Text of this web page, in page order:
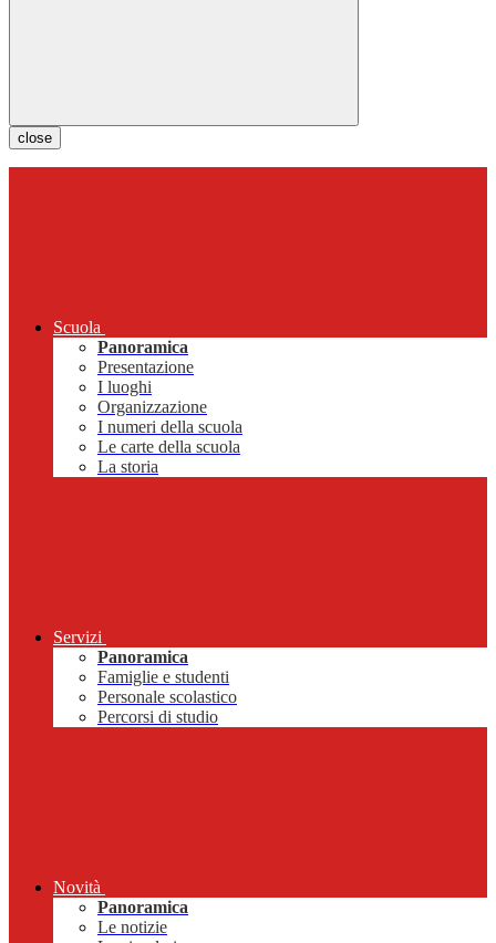
close
Scuola
Panoramica
Presentazione
I luoghi
Organizzazione
I numeri della scuola
Le carte della scuola
La storia
Servizi
Panoramica
Famiglie e studenti
Personale scolastico
Percorsi di studio
Novità
Panoramica
Le notizie